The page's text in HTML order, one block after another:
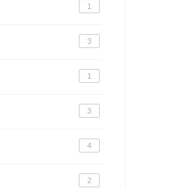
1
3
1
3
4
2